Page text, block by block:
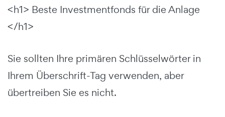
<h1> Beste Investmentfonds für die Anlage
</h1>
Sie sollten Ihre primären Schlüsselwörter in
Ihrem Überschrift-Tag verwenden, aber
übertreiben Sie es nicht.